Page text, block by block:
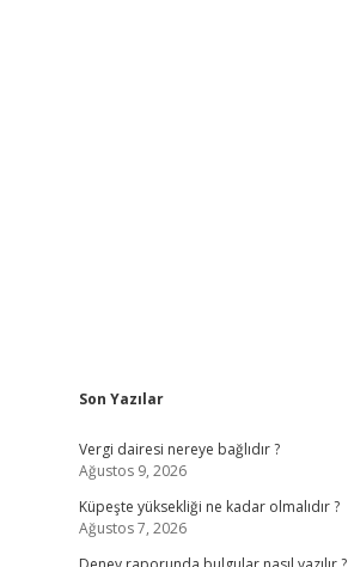
Sidebar
Son Yazılar
Vergi dairesi nereye bağlıdır ?
Ağustos 9, 2026
Küpeşte yüksekliği ne kadar olmalıdır ?
Ağustos 7, 2026